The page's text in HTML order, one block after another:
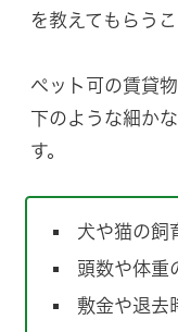
を教えてもらう
ペット可の賃貸
下のような細か
す。
犬や猫の飼
頭数や体重
敷金や退去